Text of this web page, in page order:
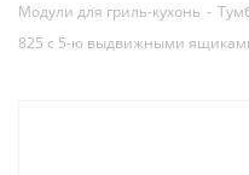
Модули для гриль-кухонь -
825 с 5-ю выдвижными